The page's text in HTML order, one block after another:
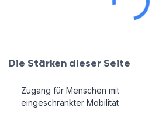
Die Stärken dieser Seite
Zugang für Menschen mit
eingeschränkter Mobilität